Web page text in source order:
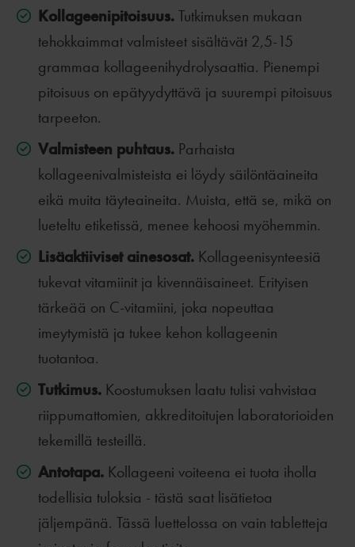
Kollageenipitoisuus. Tutkimuksen mukaan
tehokkaimmat valmisteet sisältävät 2,5-15
grammaa kollageenihydrolysaattia. Pienempi
pitoisuus on epätyydyttävä ja suurempi pitoisuus
tarpeeton.
Valmisteen puhtaus. Parhaista
kollageenivalmisteista ei löydy säilöntäaineita
eikä muita täyteaineita. Muista, että se, mikä on
lueteltu etiketissä, menee kehoosi myöhemmin.
Lisäaktiiviset ainesosat. Kollageenisynteesiä
tukevat vitamiinit ja kivennäisaineet. Erityisen
tärkeää on C-vitamiini, joka nopeuttaa
imeytymistä ja tukee kehon kollageenin
tuotantoa.
Tutkimus. Koostumuksen laatu tulisi vahvistaa
riippumattomien, akkreditoitujen laboratorioiden
tekemillä testeillä.
Antotapa. Kollageeni voiteena ei tuota iholla
todellisia tuloksia - tästä saat lisätietoa
jäljempänä. Tässä luettelossa on vain tabletteja